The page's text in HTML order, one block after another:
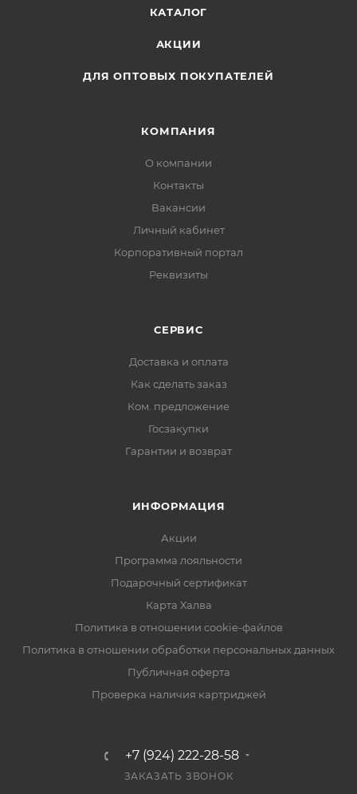
КАТАЛОГ
АКЦИИ
ДЛЯ ОПТОВЫХ ПОКУПАТЕЛЕЙ
КОМПАНИЯ
О компании
Контакты
Вакансии
Личный кабинет
Корпоративный портал
Реквизиты
СЕРВИС
Доставка и оплата
Как сделать заказ
Ком. предложение
Госзакупки
Гарантии и возврат
ИНФОРМАЦИЯ
Акции
Программа лояльности
Подарочный сертификат
Карта Халва
Политика в отношении cookie-файлов
Политика в отношении обработки персональных данных
Публичная оферта
Проверка наличия картриджей
+7 (924) 222-28-58
ЗАКАЗАТЬ ЗВОНОК